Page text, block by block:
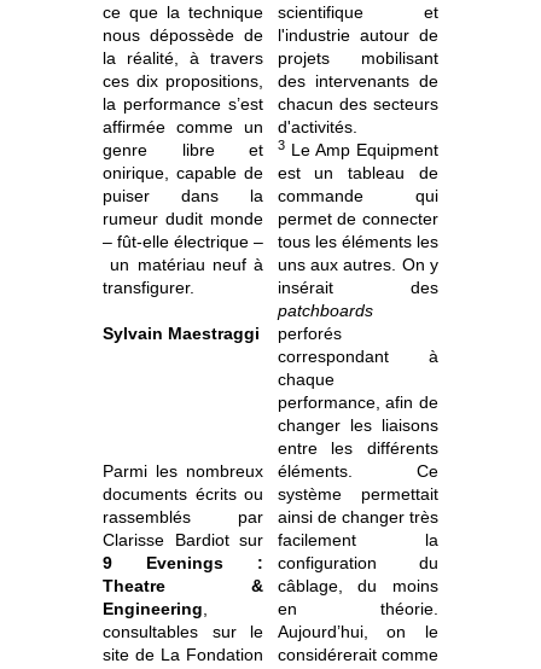
ce que la technique
nous dépossède de
la réalité, à travers
ces dix propositions,
la performance s’est
affirmée comme un
genre libre et
onirique, capable de
puiser dans la
rumeur dudit monde
– fût-elle électrique –
un matériau neuf à
transfigurer.
Sylvain Maestraggi
Parmi les nombreux
documents écrits ou
rassemblés par
Clarisse Bardiot sur
9 Evenings :
Theatre &
Engineering
consultables sur le
site de La Fondation
scientifique et
l'industrie autour de
projets mobilisant
des intervenants de
chacun des secteurs
d'activités.
3Le Amp Equipment
est un tableau de
commande qui
permet de connecter
tous les éléments les
uns aux autres. On y
insérait des
patchboards
perforés
correspondant à
chaque
performance, afin de
changer les liaisons
entre les différents
éléments. Ce
système permettait
ainsi de changer très
facilement la
configuration du
câblage, du moins
en théorie.
Aujourd’hui, on le
considérerait comme